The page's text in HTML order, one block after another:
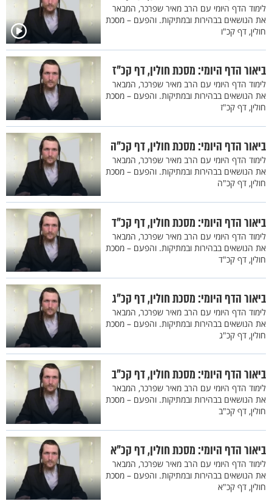
לימוד הדף היומי עם הרב מאיר שפרכר, המבאר
את הנושאים בבהירות ובמתיקות. והפעם – מסכת
חולין, דף קכ"ו
ביאור הדף היומי: מסכת חולין, דף קכ"ז
לימוד הדף היומי עם הרב מאיר שפרכר, המבאר
את הנושאים בבהירות ובמתיקות. והפעם – מסכת
חולין, דף קכ"ז
ביאור הדף היומי: מסכת חולין, דף קכ"ה
לימוד הדף היומי עם הרב מאיר שפרכר, המבאר
את הנושאים בבהירות ובמתיקות. והפעם – מסכת
חולין, דף קכ"ה
ביאור הדף היומי: מסכת חולין, דף קכ"ד
לימוד הדף היומי עם הרב מאיר שפרכר, המבאר
את הנושאים בבהירות ובמתיקות. והפעם – מסכת
חולין, דף קכ"ד
ביאור הדף היומי: מסכת חולין, דף קכ"ג
לימוד הדף היומי עם הרב מאיר שפרכר, המבאר
את הנושאים בבהירות ובמתיקות. והפעם – מסכת
חולין, דף קכ"ג
ביאור הדף היומי: מסכת חולין, דף קכ"ב
לימוד הדף היומי עם הרב מאיר שפרכר, המבאר
את הנושאים בבהירות ובמתיקות. והפעם – מסכת
חולין, דף קכ"ב
ביאור הדף היומי: מסכת חולין, דף קכ"א
לימוד הדף היומי עם הרב מאיר שפרכר, המבאר
את הנושאים בבהירות ובמתיקות. והפעם – מסכת
חולין, דף קכ"א